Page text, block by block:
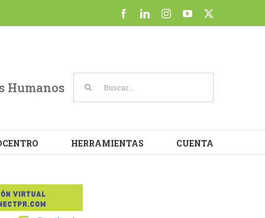
FacebookLinkedInInstagramYouTube
Humanos
HERRAMIENTAS CUENTA
Cookie settings